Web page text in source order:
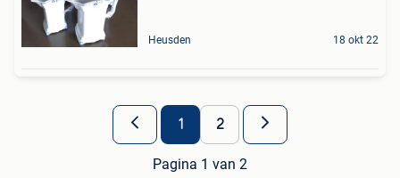
Heusden 18 okt 22
1 2
Pagina 1 van 2